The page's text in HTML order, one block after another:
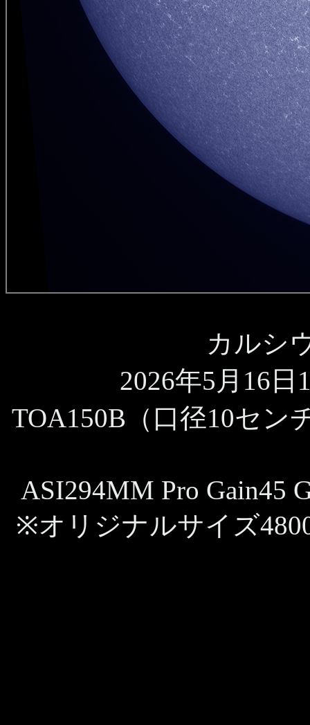
カルシ
2026年5月16
TOA150B（口径10セ
ASI294MM Pro Gain45
※オリジナルサイズ